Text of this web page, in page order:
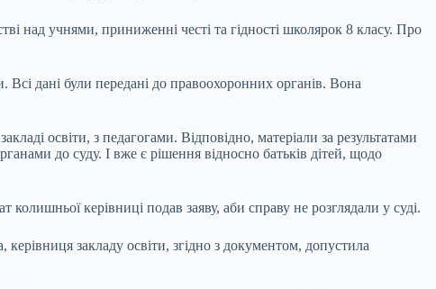
над учнями, приниженні честі та гідності школярок 8 класу. Про
дані були передані до правоохоронних органів. Вона
освіти, з педагогами. Відповідно, матеріали за результатами
до суду. І вже є рішення відносно батьків дітей, щодо
керівниці подав заяву, аби справу не розглядали у суді.
закладу освіти, згідно з документом, допустила